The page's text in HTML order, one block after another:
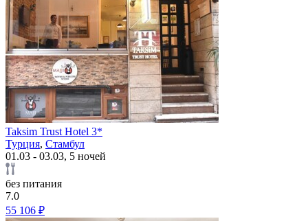
Taksim Trust Hotel 3*
Турция, Стамбул
01.03 - 03.03, 5 ночей
без питания
7.0
55 106 ₽